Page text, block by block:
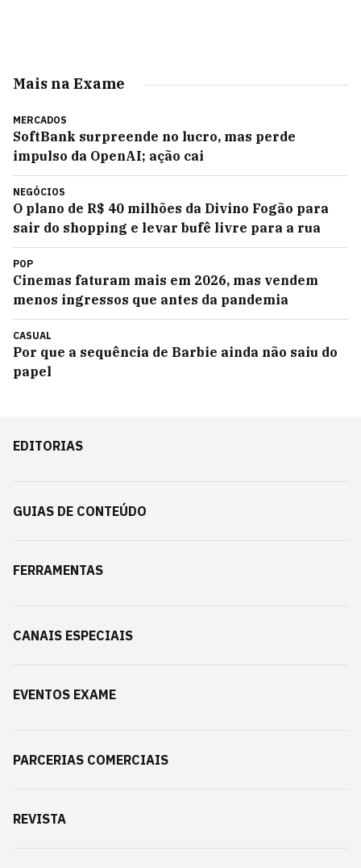
Mais na Exame
MERCADOS
SoftBank surpreende no lucro, mas perde
impulso da OpenAI; ação cai
NEGÓCIOS
O plano de R$ 40 milhões da Divino Fogão para
sair do shopping e levar bufê livre para a rua
POP
Cinemas faturam mais em 2026, mas vendem
menos ingressos que antes da pandemia
CASUAL
Por que a sequência de Barbie ainda não saiu do
papel
EDITORIAS
GUIAS DE CONTEÚDO
FERRAMENTAS
CANAIS ESPECIAIS
EVENTOS EXAME
PARCERIAS COMERCIAIS
REVISTA